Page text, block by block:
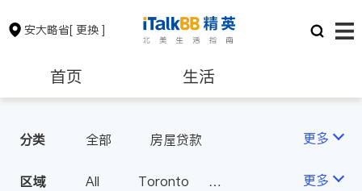
安大略省[ 更换 ]
首页 生活
保险理财 房地产租售
分类 全部 房屋贷款 更多
区域 All
Toronto
更多